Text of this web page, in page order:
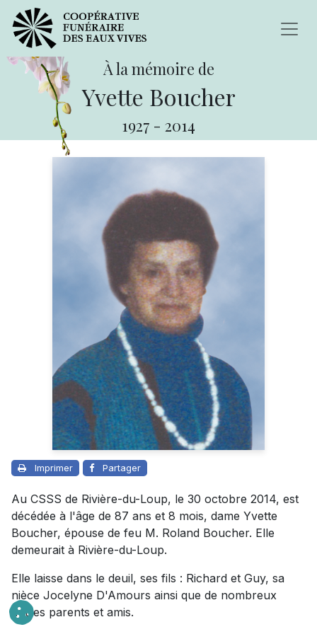
À la mémoire de
Yvette Boucher
1927 - 2014
Imprimer Partager
Au CSSS de Rivière-du-Loup, le 30 octobre 2014, est
décédée à l'âge de 87 ans et 8 mois, dame Yvette
Boucher, épouse de feu M. Roland Boucher. Elle
demeurait à Rivière-du-Loup.
Elle laisse dans le deuil, ses fils : Richard et Guy, sa
nièce Jocelyne D'Amours ainsi que de nombreux
autres parents et amis.